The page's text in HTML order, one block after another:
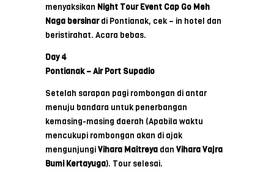
menyaksikan Night TourEvent Cap Go Meh
Naga bersinardi Pontianak, cek – in hotel dan
beristirahat. Acara bebas.
Day 4
Pontianak – Air Port Supadio
Setelah sarapan pagi rombongan di antar
menuju bandara untuk penerbangan
kemasing-masing daerah (Apabila waktu
mencukupi rombongan akan di ajak
mengunjungiVihara Maitreya dan Vihara Vajra
Bumi Kertayuga). Tour selesai.